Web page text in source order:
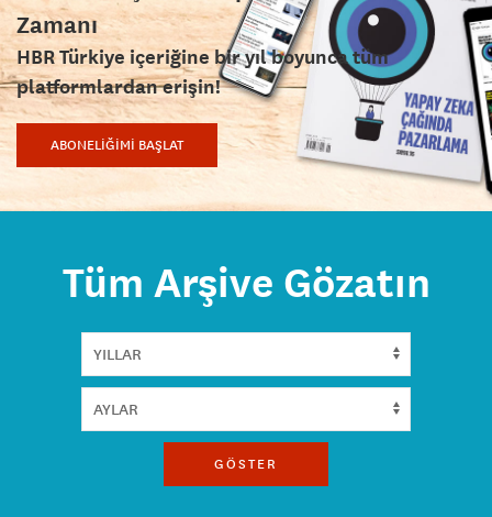
Zamanı
HBR Türkiye içeriğine bir yıl boyunca tüm
platformlardan erişin!
ABONELİĞİMİ BAŞLAT
Tüm Arşive Gözatın
GÖSTER